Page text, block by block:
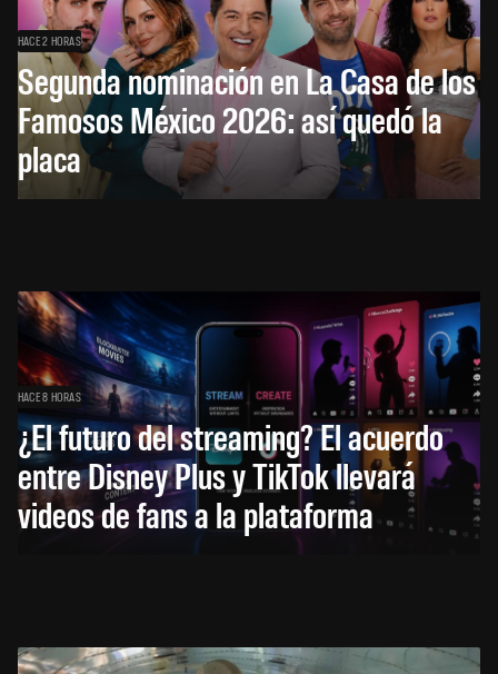
HACE 2 HORAS
Segunda nominación en La Casa de los
Famosos México 2026: así quedó la
placa
HACE 8 HORAS
¿El futuro del streaming? El acuerdo
entre Disney Plus y TikTok llevará
videos de fans a la plataforma